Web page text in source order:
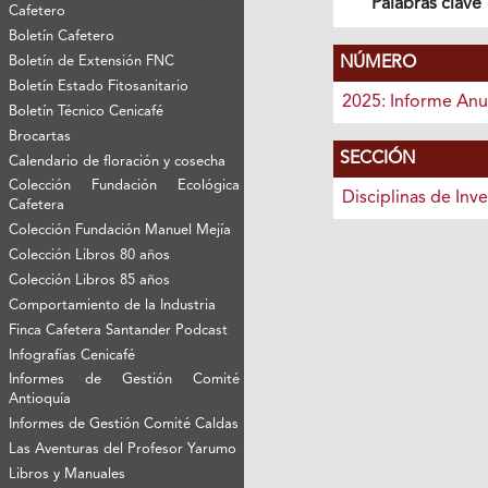
Cafetero
Boletín Cafetero
Boletín de Extensión FNC
Boletín Estado Fitosanitario
Boletín Técnico Cenicafé
Brocartas
Calendario de floración y cosecha
Colección Fundación Ecológica
Cafetera
Colección Fundación Manuel Mejía
Colección Libros 80 años
Colección Libros 85 años
Comportamiento de la Industria
Finca Cafetera Santander Podcast
Infografías Cenicafé
Informes de Gestión Comité
Antioquía
Informes de Gestión Comité Caldas
Las Aventuras del Profesor Yarumo
Libros y Manuales
Palabras clave
NÚMERO
2025: Informe
SECCIÓN
Disciplinas de